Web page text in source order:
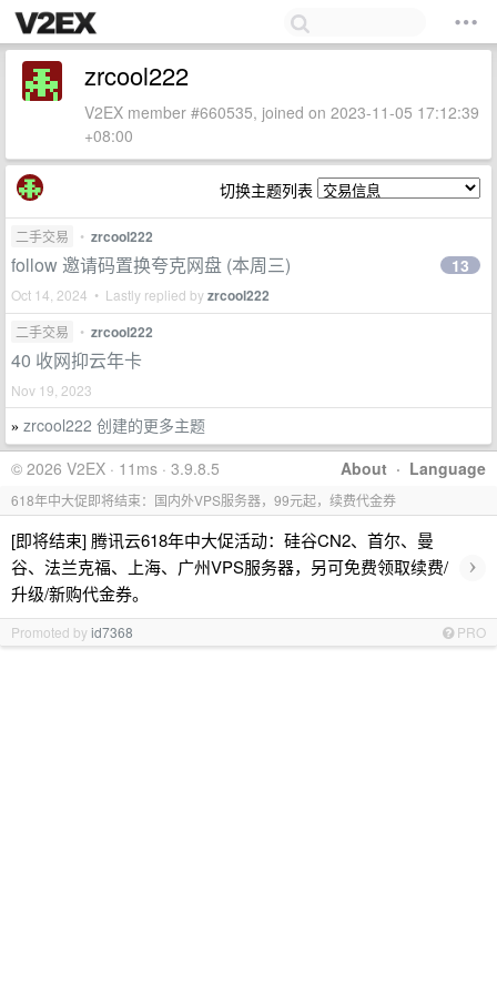
zrcool222
V2EX member #660535, joined on 2023-11-05 17:12:39
+08:00
切换主题列表
二手交易 • zrcool222
follow 邀请码置换夸克网盘 (本周三)
Oct 14, 2024 • Lastly replied byzrcool222
13
二手交易 • zrcool222
40 收网抑云年卡
Nov 19, 2023
» zrcool222 创建的更多主题
About · Language
© 2026 V2EX · 11ms · 3.9.8.5
618年中大促即将结束：国内外VPS服务器，99元起，续费代金券
[即将结束] 腾讯云618年中大促活动：硅谷CN2、首尔、曼
谷、法兰克福、上海、广州VPS服务器，另可免费领取续费/
升级/新购代金券。
›
Promoted byid7368 PRO